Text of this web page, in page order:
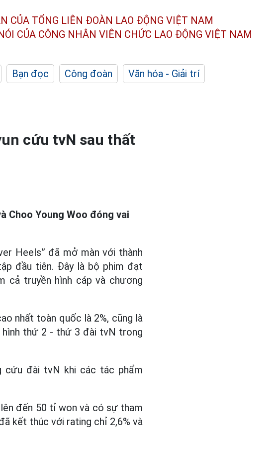
CỦA TỔNG LIÊN ĐOÀN LAO ĐỘNG VIỆT NAM
CỦA CÔNG NHÂN VIÊN CHỨC LAO ĐỘNG VIỆT NAM
Bạn đọc Công đoàn
Văn hóa - Giải trí
cứu tvN sau thất
Choo Young Woo đóng vai
Heels” đã mở màn với thành
đầu tiên. Đây là bộ phim đạt
cả truyền hình cáp và chương
nhất toàn quốc là 2%, cũng là
thứ 2 - thứ 3 đài tvN trong
cứu đài tvN khi các tác phẩm
đến 50 tỉ won và có sự tham
kết thúc với rating chỉ 2,6% và